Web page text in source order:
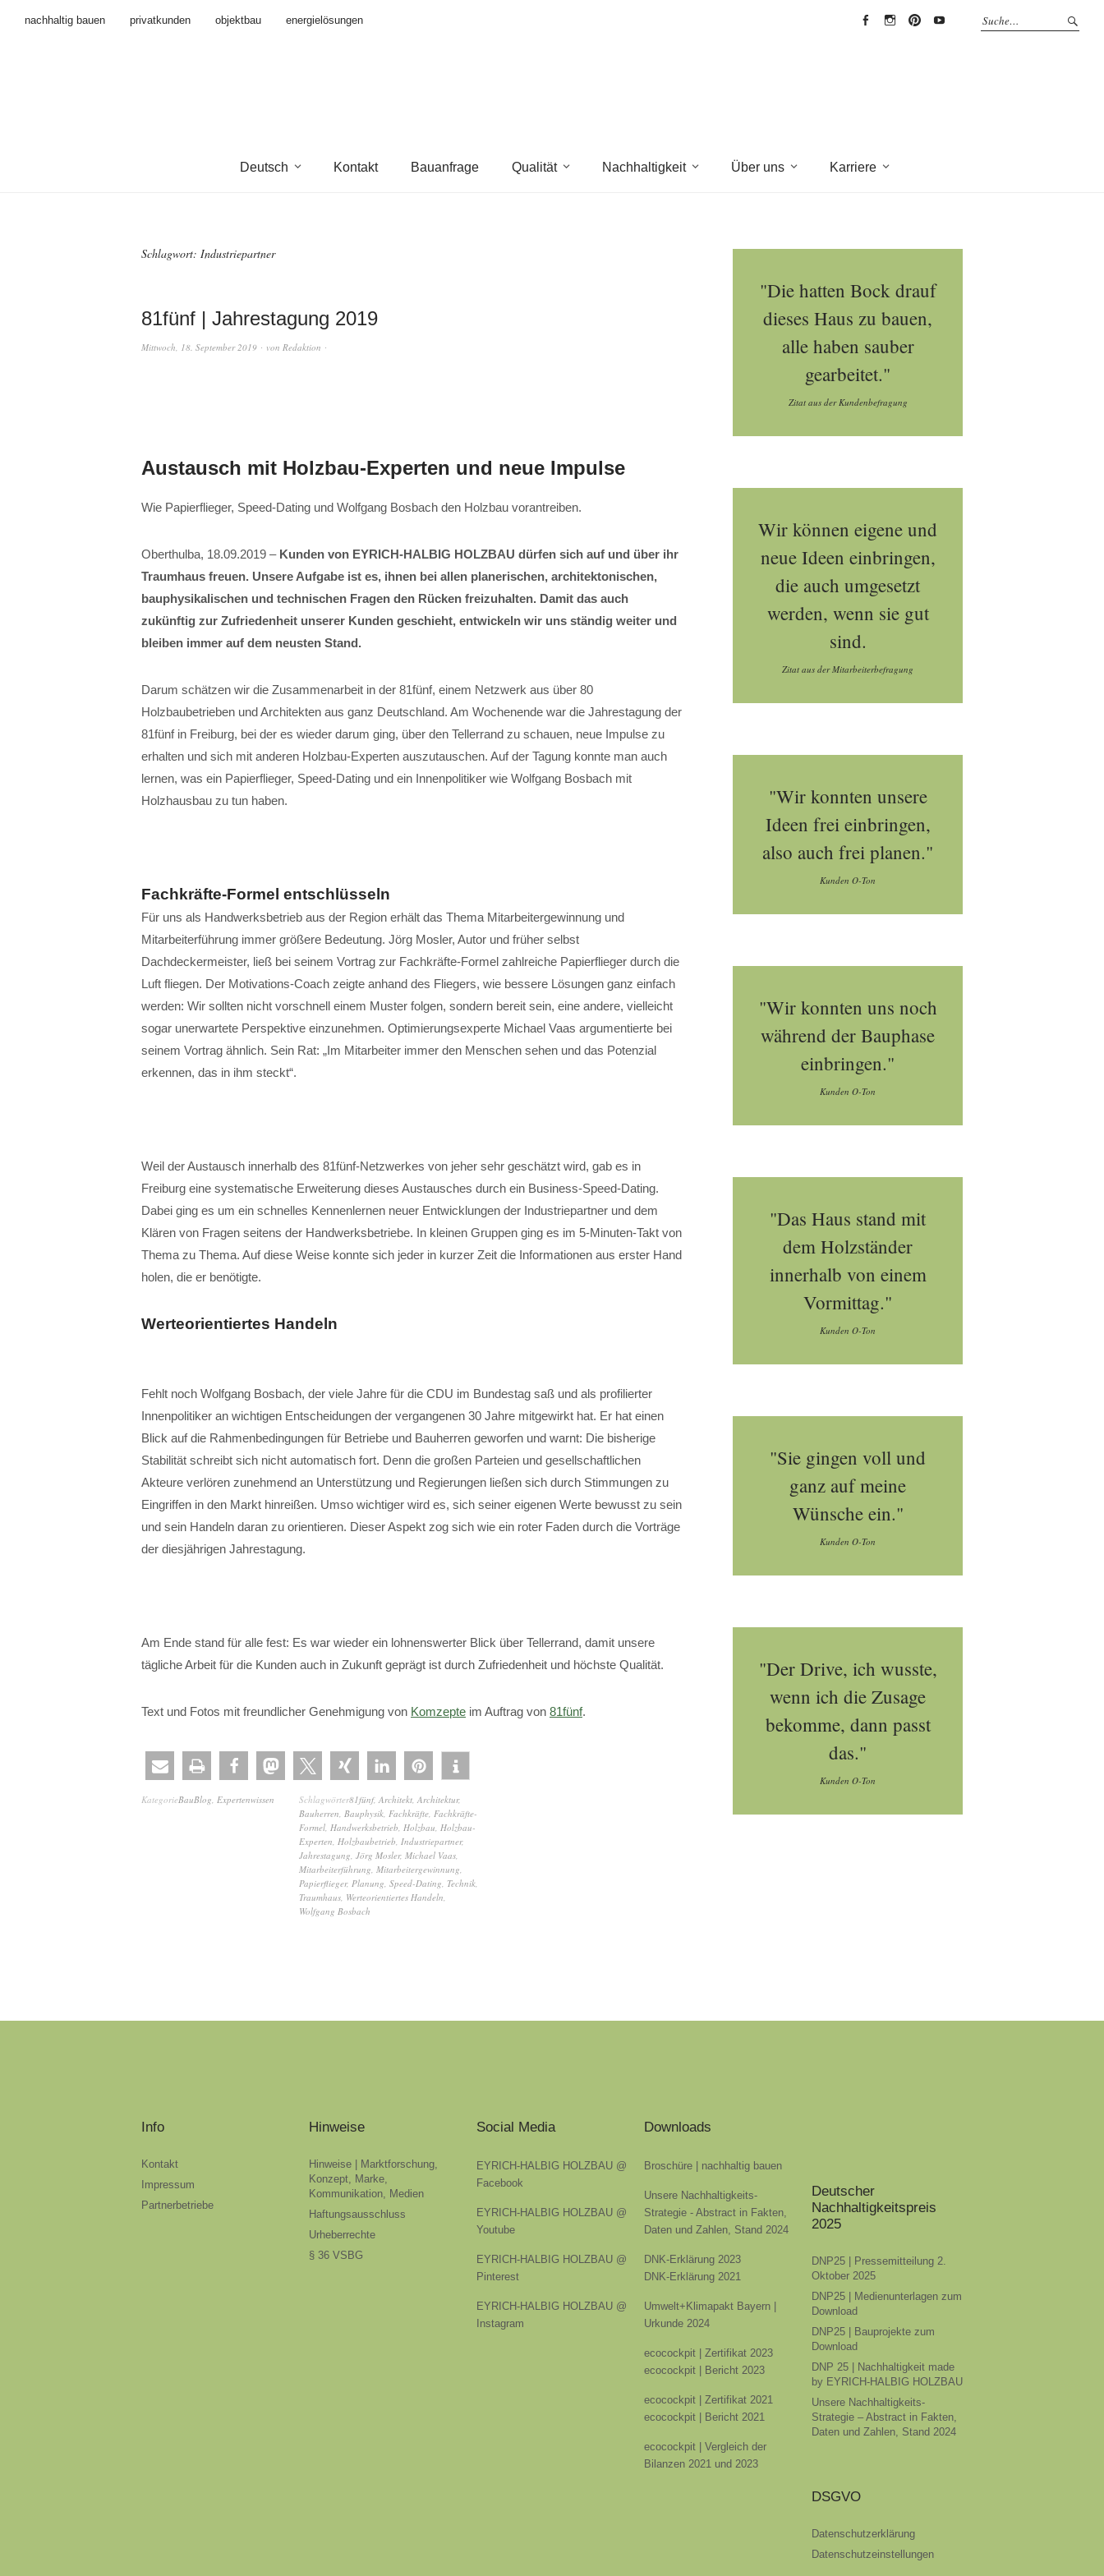
nachhaltig bauen privatkunden objektbau
energielösungen
Deutsch Kontakt Bauanfrage Qualität Nachhaltigkeit Über uns Karriere
Schlagwort: Industriepartner
81fünf | Jahrestagung 2019
Mittwoch, 18. September 2019 von Redaktion
Austausch mit Holzbau-Experten und neue Impulse
Wie Papierflieger, Speed-Dating und Wolfgang Bosbach den Holzbau vorantreiben.
Oberthulba, 18.09.2019 – Kunden von EYRICH-HALBIG HOLZBAU dürfen sich auf und über ihr
Traumhaus freuen. Unsere Aufgabe ist es, ihnen bei allen planerischen, architektonischen,
bauphysikalischen und technischen Fragen den Rücken freizuhalten. Damit das auch
zukünftig zur Zufriedenheit unserer Kunden geschieht, entwickeln wir uns ständig weiter und
bleiben immer auf dem neusten Stand.
Darum schätzen wir die Zusammenarbeit in der 81fünf, einem Netzwerk aus über 80
Holzbaubetrieben und Architekten aus ganz Deutschland. Am Wochenende war die Jahrestagung der
81fünf in Freiburg, bei der es wieder darum ging, über den Tellerrand zu schauen, neue Impulse zu
erhalten und sich mit anderen Holzbau-Experten auszutauschen. Auf der Tagung konnte man auch
lernen, was ein Papierflieger, Speed-Dating und ein Innenpolitiker wie Wolfgang Bosbach mit
Holzhausbau zu tun haben.
Fachkräfte-Formel entschlüsseln
Für uns als Handwerksbetrieb aus der Region erhält das Thema Mitarbeitergewinnung und
Mitarbeiterführung immer größere Bedeutung. Jörg Mosler, Autor und früher selbst
Dachdeckermeister, ließ bei seinem Vortrag zur Fachkräfte-Formel zahlreiche Papierflieger durch die
Luft fliegen. Der Motivations-Coach zeigte anhand des Fliegers, wie bessere Lösungen ganz einfach
werden: Wir sollten nicht vorschnell einem Muster folgen, sondern bereit sein, eine andere, vielleicht
sogar unerwartete Perspektive einzunehmen. Optimierungsexperte Michael Vaas argumentierte bei
seinem Vortrag ähnlich. Sein Rat: „Im Mitarbeiter immer den Menschen sehen und das Potenzial
erkennen, das in ihm steckt“.
Weil der Austausch innerhalb des 81fünf-Netzwerkes von jeher sehr geschätzt wird, gab es in
Freiburg eine systematische Erweiterung dieses Austausches durch ein Business-Speed-Dating.
Dabei ging es um ein schnelles Kennenlernen neuer Entwicklungen der Industriepartner und dem
Klären von Fragen seitens der Handwerksbetriebe. In kleinen Gruppen ging es im 5-Minuten-Takt von
Thema zu Thema. Auf diese Weise konnte sich jeder in kurzer Zeit die Informationen aus erster Hand
holen, die er benötigte.
Werteorientiertes Handeln
Fehlt noch Wolfgang Bosbach, der viele Jahre für die CDU im Bundestag saß und als profilierter
Innenpolitiker an wichtigen Entscheidungen der vergangenen 30 Jahre mitgewirkt hat. Er hat einen
Blick auf die Rahmenbedingungen für Betriebe und Bauherren geworfen und warnt: Die bisherige
Stabilität schreibt sich nicht automatisch fort. Denn die großen Parteien und gesellschaftlichen
Akteure verlören zunehmend an Unterstützung und Regierungen ließen sich durch Stimmungen zu
Eingriffen in den Markt hinreißen. Umso wichtiger wird es, sich seiner eigenen Werte bewusst zu sein
und sein Handeln daran zu orientieren. Dieser Aspekt zog sich wie ein roter Faden durch die Vorträge
der diesjährigen Jahrestagung.
Am Ende stand für alle fest: Es war wieder ein lohnenswerter Blick über Tellerrand, damit unsere
tägliche Arbeit für die Kunden auch in Zukunft geprägt ist durch Zufriedenheit und höchste Qualität.
Text und Fotos mit freundlicher Genehmigung von Komzepte im Auftrag von 81fünf.
KategorieBauBlog Expertenwissen Schlagwörter81fünf, Architekt Architektur,
Bauherren Bauphysik Fachkräfte Fachkräfte-
Formel Handwerksbetrieb Holzbau Holzbau-
Experten Holzbaubetrieb Industriepartner,
Jahrestagung Jörg Mosler, Michael Vaas
Mitarbeiterführung Mitarbeitergewinnung
Papierflieger, Planung Speed-Dating Technik
Traumhaus Werteorientiertes Handeln
Wolfgang Bosbach
"Die hatten Bock drauf
dieses Haus zu bauen,
alle haben sauber
gearbeitet."
Zitat aus der Kundenbefragung
Wir können eigene und
neue Ideen einbringen,
die auch umgesetzt
werden, wenn sie gut
sind.
Zitat aus der Mitarbeiterbefragung
"Wir konnten unsere
Ideen frei einbringen,
also auch frei planen."
Kunden O-Ton
"Wir konnten uns noch
während der Bauphase
einbringen."
Kunden O-Ton
"Das Haus stand mit
dem Holzständer
innerhalb von einem
Vormittag."
Kunden O-Ton
"Sie gingen voll und
ganz auf meine
Wünsche ein."
Kunden O-Ton
"Der Drive, ich wusste,
wenn ich die Zusage
bekomme, dann passt
das."
Kunden O-Ton
Info
Kontakt
Impressum
Partnerbetriebe
Hinweise
Hinweise | Marktforschung,
Konzept, Marke,
Kommunikation, Medien
Haftungsausschluss
Urheberrechte
§ 36 VSBG
Social Media
EYRICH-HALBIG HOLZBAU @
Facebook
EYRICH-HALBIG HOLZBAU @
Youtube
EYRICH-HALBIG HOLZBAU @
Pinterest
EYRICH-HALBIG HOLZBAU @
Instagram
Downloads
Broschüre | nachhaltig bauen
Unsere Nachhaltigkeits-
Strategie - Abstract in Fakten,
Daten und Zahlen, Stand 2024
DNK-Erklärung 2023
DNK-Erklärung 2021
Umwelt+Klimapakt Bayern |
Urkunde 2024
ecocockpit | Zertifikat 2023
ecocockpit | Bericht 2023
ecocockpit | Zertifikat 2021
ecocockpit | Bericht 2021
ecocockpit | Vergleich der
Bilanzen 2021 und 2023
Deutscher
Nachhaltigkeitspreis
2025
DNP25 | Pressemitteilung 2.
Oktober 2025
DNP25 | Medienunterlagen zum
Download
DNP25 | Bauprojekte zum
Download
DNP 25 | Nachhaltigkeit made
by EYRICH-HALBIG HOLZBAU
Unsere Nachhaltigkeits-
Strategie – Abstract in Fakten,
Daten und Zahlen, Stand 2024
DSGVO
Datenschutzerklärung
Datenschutzeinstellungen